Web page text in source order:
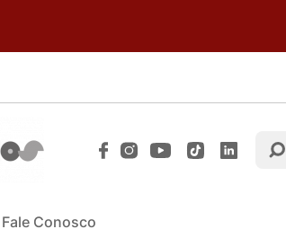
Fale Conosco